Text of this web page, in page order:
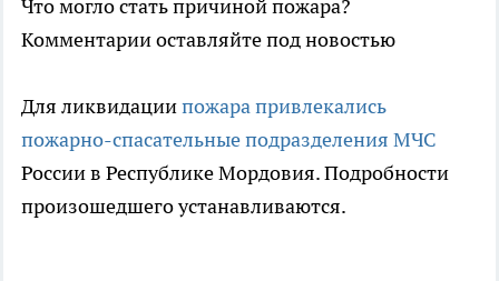
Что могло стать причиной пожара?
Комментарии оставляйте под новостью
Для ликвидациипожара привлекались
пожарно-спасательные подразделения МЧС
России в Республике Мордовия. Подробности
произошедшего устанавливаются.